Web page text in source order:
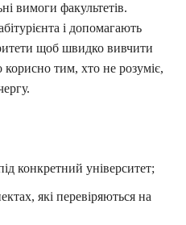
вимоги факультетів.
і допомагають
щоб швидко вивчити
тим, хто не розуміє,
конкретний університет;
які перевіряються на